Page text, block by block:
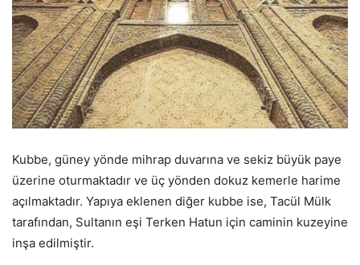
Kubbe, güney yönde mihrap duvarına ve sekiz büyük paye
üzerine oturmaktadır ve üç yönden dokuz kemerle harime
açılmaktadır. Yapıya eklenen diğer kubbe ise, Tacül Mülk
tarafından, Sultanın eşi Terken Hatun için caminin kuzeyine
inşa edilmiştir.